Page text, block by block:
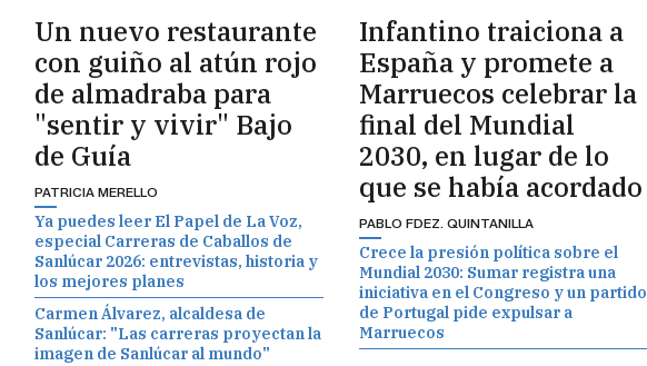
Un nuevo restaurante
con guiño al atún rojo
de almadraba para
"sentir y vivir" Bajo
de Guía
PATRICIA MERELLO
Ya puedes leer El Papel de La Voz,
especial Carreras de Caballos de
Sanlúcar 2026: entrevistas, historia y
los mejores planes
Carmen Álvarez, alcaldesa de
Sanlúcar: "Las carreras proyectan la
imagen de Sanlúcar al mundo"
Infantino traiciona a
España y promete a
Marruecos celebrar la
final del Mundial
2030, en lugar de lo
que se había acordado
PABLO FDEZ. QUINTANILLA
Crece la presión política sobre el
Mundial 2030: Sumar registra una
iniciativa en el Congreso y un partido
de Portugal pide expulsar a
Marruecos